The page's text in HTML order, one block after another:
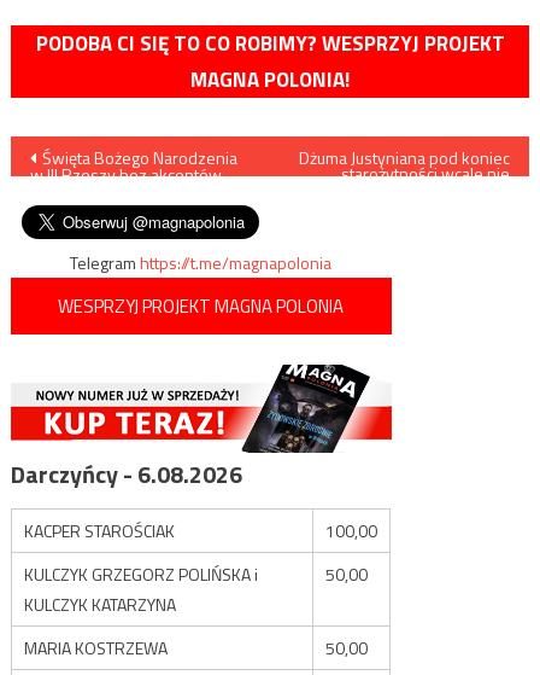
PODOBA CI SIĘ TO CO ROBIMY? WESPRZYJ PROJEKT
MAGNA POLONIA!
Nawigacja
wpisu
Święta Bożego Narodzenia
w III Rzeszy bez akcentów
Dżuma Justyniana pod koniec
starożytności wcale nie
Telegramhttps://t.me/magnapolonia
WESPRZYJ PROJEKT MAGNA POLONIA
Darczyńcy - 6.08.2026
KACPER STAROŚCIAK
100,00
KULCZYK GRZEGORZ POLIŃSKA i
KULCZYK KATARZYNA
50,00
MARIA KOSTRZEWA 50,00